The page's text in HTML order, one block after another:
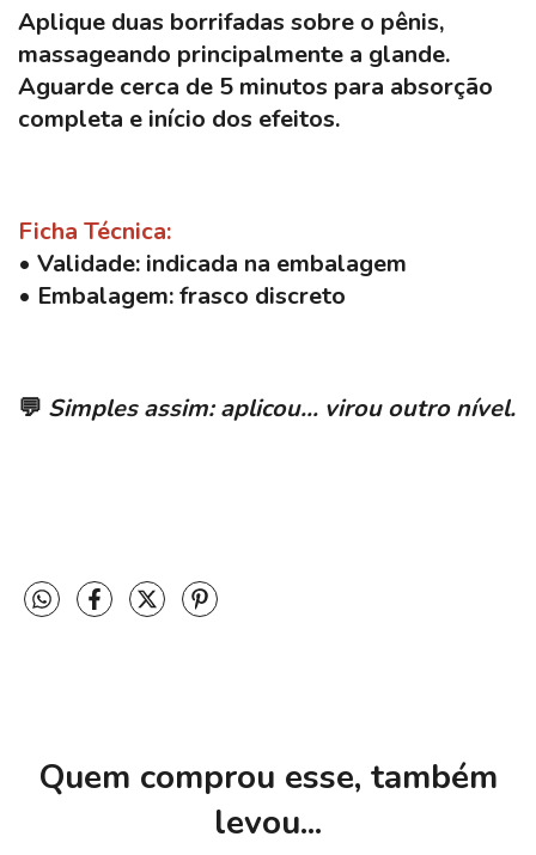
Aplique duas borrifadas sobre o pênis,
massageando principalmente a glande.
Aguarde cerca de 5 minutos para absorção
completa e início dos efeitos.
Ficha Técnica:
• Validade: indicada na embalagem
• Embalagem: frasco discreto
💬 Simples assim: aplicou… virou outro nível.
Quem comprou esse, também
levou...